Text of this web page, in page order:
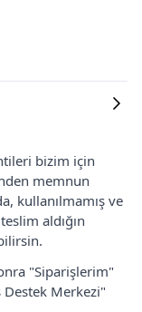
bizim için
memnun
kullanılmamış ve
aldığın
"Siparişlerim"
Merkezi"